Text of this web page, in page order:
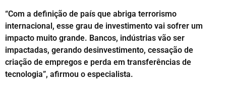
“Com a definição de país que abriga terrorismo
internacional, esse grau de investimento vai sofrer um
impacto muito grande. Bancos, indústrias vão ser
impactadas, gerando desinvestimento, cessação de
criação de empregos e perda em transferências de
tecnologia”, afirmou o especialista.